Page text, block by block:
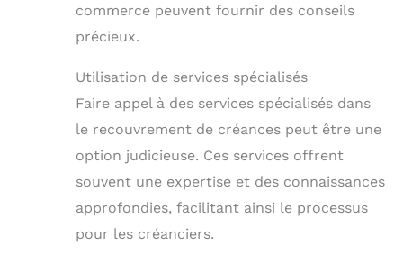
commerce peuvent fournir des conseils
précieux.
Utilisation de services spécialisés
Faire appel à des services spécialisés dans
le recouvrement de créances peut être une
option judicieuse. Ces services offrent
souvent une expertise et des connaissances
approfondies, facilitant ainsi le processus
pour les créanciers.